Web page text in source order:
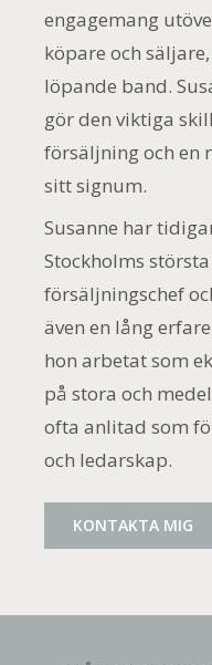
engagemang
köpare och
löpande band.
gör den viktiga
försäljning och
sitt signum.
Susanne har
Stockholms
försäljningschef
även en lång
hon arbetat som
på stora och
ofta anlitad som
och ledarskap.
KONTAKTA MIG